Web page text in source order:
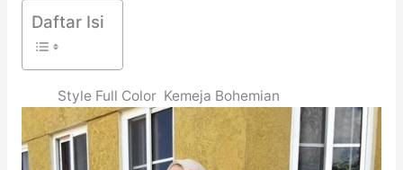
Daftar Isi
Style Full Color Kemeja Bohemian